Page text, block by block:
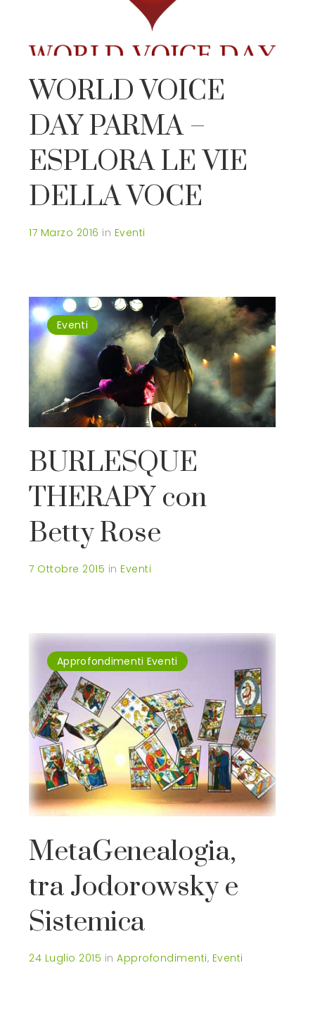
WORLD VOICE
DAY PARMA –
ESPLORA LE VIE
DELLA VOCE
17 Marzo 2016 in Eventi
Eventi
BURLESQUE
THERAPY con
Betty Rose
7 Ottobre 2015 in Eventi
Approfondimenti Eventi
MetaGenealogia,
tra Jodorowsky e
Sistemica
24 Luglio 2015 in Approfondimenti, Eventi